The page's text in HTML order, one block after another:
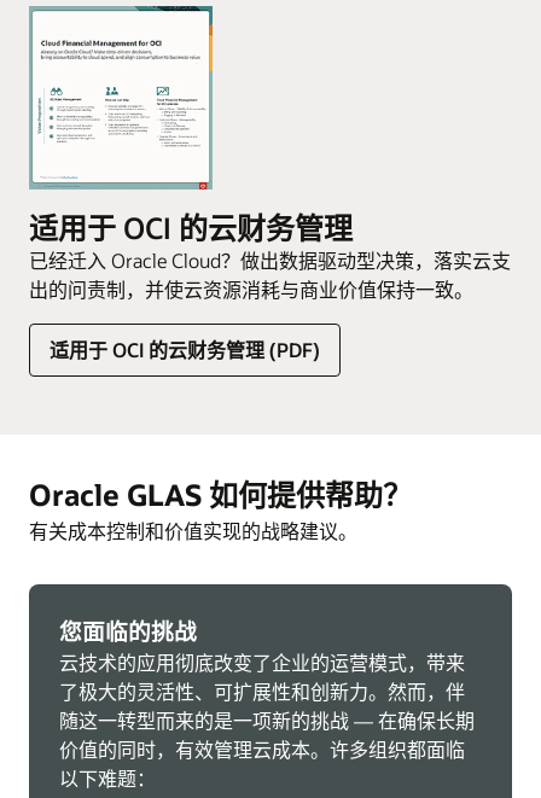
适用于 OCI 的云财务管理
已经迁入 Oracle Cloud？做出数据驱动型决策，落实云支
出的问责制，并使云资源消耗与商业价值保持一致。
适用于 OCI 的云财务管理 (PDF)
Oracle GLAS 如何提供帮助？
有关成本控制和价值实现的战略建议。
您面临的挑战
云技术的应用彻底改变了企业的运营模式，带来
了极大的灵活性、可扩展性和创新力。然而，伴
随这一转型而来的是一项新的挑战 — 在确保长期
价值的同时，有效管理云成本。许多组织都面临
以下难题：